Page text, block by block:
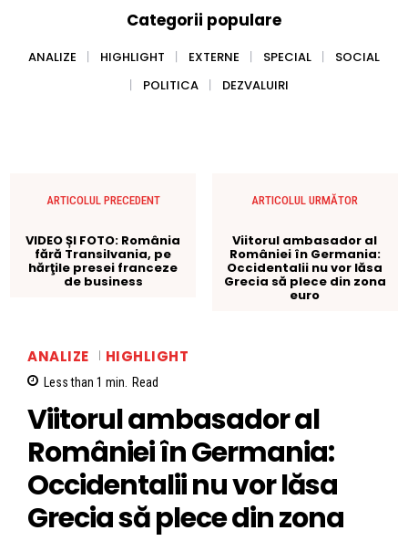
Categorii populare
ANALIZE HIGHLIGHT EXTERNE SPECIAL
SOCIAL
POLITICA
DEZVALUIRI
ARTICOLUL PRECEDENT
VIDEO ȘI FOTO: România
fără Transilvania, pe
hărţile presei franceze
de business
ARTICOLUL URMĂTOR
Viitorul ambasador al
României în Germania:
Occidentalii nu vor lăsa
Grecia să plece din zona
euro